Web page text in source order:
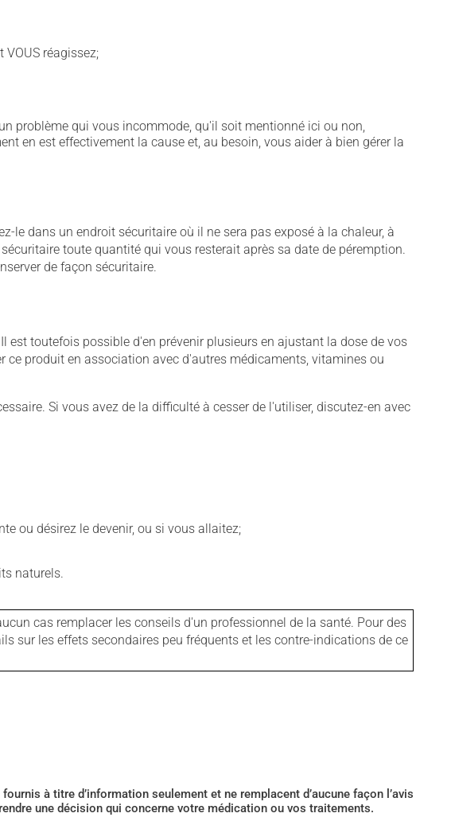
réagissez;
problème qui vous incommode, qu'il soit mentionné ici ou non,
en est effectivement la cause et, au besoin, vous aider à bien gérer la
le dans un endroit sécuritaire où il ne sera pas exposé à la chaleur, à
toute quantité qui vous resterait après sa date de péremption.
de façon sécuritaire.
toutefois possible d'en prévenir plusieurs en ajustant la dose de vos
produit en association avec d'autres médicaments, vitamines ou
Si vous avez de la difficulté à cesser de l'utiliser, discutez-en avec
ou désirez le devenir, ou si vous allaitez;
naturels.
cas remplacer les conseils d'un professionnel de la santé. Pour des
sur les effets secondaires peu fréquents et les contre-indications de ce
à titre d’information seulement et ne remplacent d’aucune façon l’avis
une décision qui concerne votre médication ou vos traitements.